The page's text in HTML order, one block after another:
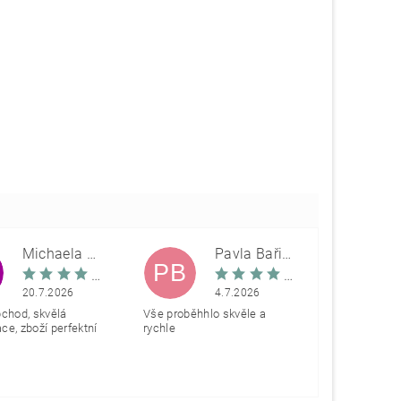
Michaela Škovranová
20.7.2026
skvělá
zboží perfektní
PB
Pavla Bařinová
4.7.2026
Vše proběhhlo skvěle a
rychle